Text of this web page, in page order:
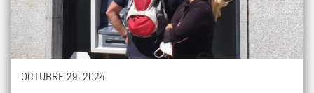
OCTUBRE 29, 2024